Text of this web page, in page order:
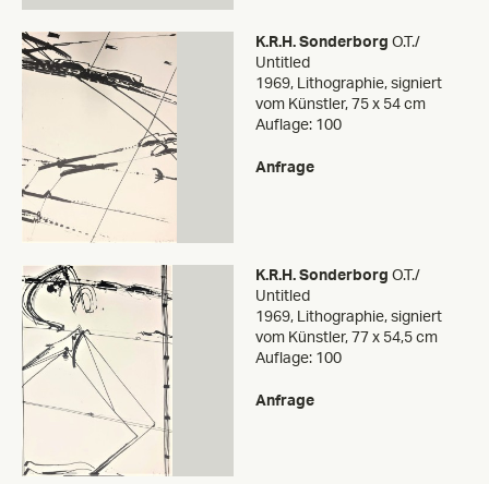
K.R.H. Sonderborg O.T./
Untitled
1969, Lithographie, signiert
vom Künstler, 75 x 54 cm
Auflage: 100
Anfrage
K.R.H. Sonderborg O.T./
Untitled
1969, Lithographie, signiert
vom Künstler, 77 x 54,5 cm
Auflage: 100
Anfrage